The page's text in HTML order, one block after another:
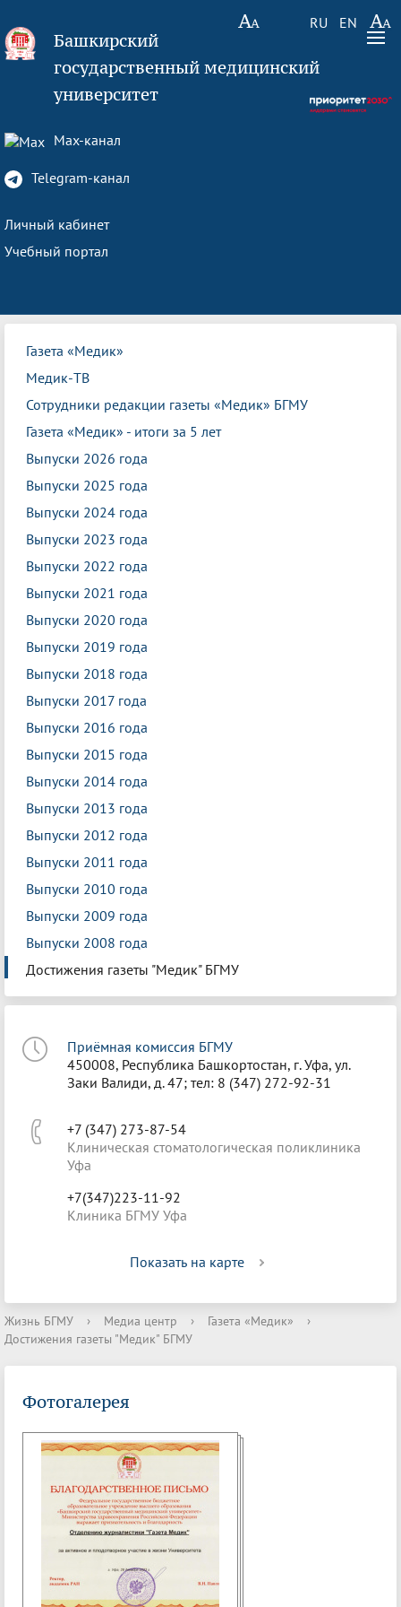
RU EN
Башкирский
государственный медицинский
университет
Max-канал
Telegram-канал
Личный кабинет
Учебный портал
Газета «Медик»
Медик-ТВ
Сотрудники редакции газеты «Медик» БГМУ
Газета «Медик» - итоги за 5 лет
Выпуски 2026 года
Выпуски 2025 года
Выпуски 2024 года
Выпуски 2023 года
Выпуски 2022 года
Выпуски 2021 года
Выпуски 2020 года
Выпуски 2019 года
Выпуски 2018 года
Выпуски 2017 года
Выпуски 2016 года
Выпуски 2015 года
Выпуски 2014 года
Выпуски 2013 года
Выпуски 2012 года
Выпуски 2011 года
Выпуски 2010 года
Выпуски 2009 года
Выпуски 2008 года
Достижения газеты "Медик" БГМУ
Приёмная комиссия БГМУ
450008, Республика Башкортостан, г. Уфа, ул.
Заки Валиди, д. 47; тел: 8 (347) 272-92-31
+7 (347) 273-87-54
Клиническая стоматологическая поликлиника
Уфа
+7(347)223-11-92
Клиника БГМУ Уфа
Показать на карте
Жизнь БГМУ › Медиа центр › Газета «Медик»
›
Достижения газеты "Медик" БГМУ
Фотогалерея